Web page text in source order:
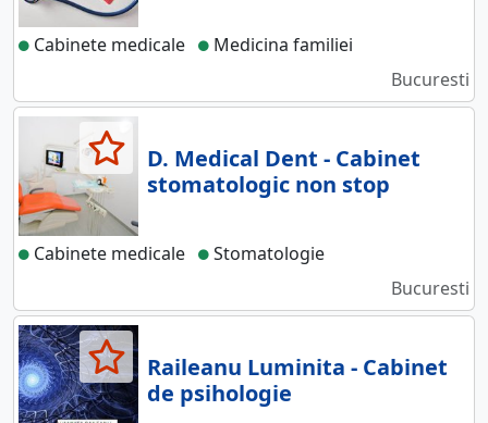
Cabinete medicale
Medicina familiei
Bucuresti
D. Medical Dent - Cabinet
stomatologic non stop
Cabinete medicale
Stomatologie
Bucuresti
Raileanu Luminita - Cabinet
de psihologie